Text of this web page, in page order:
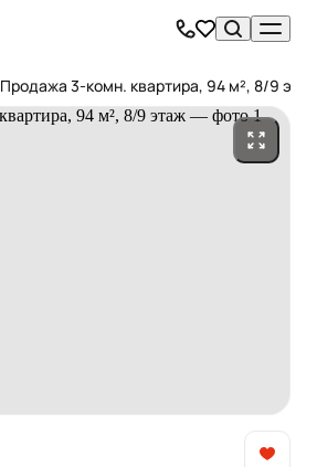
Продажа 3-комн. квартира, 94 м², 8/9